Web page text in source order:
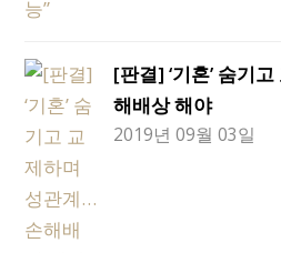
[판결] ‘기혼’ 숨기
해배상 해야
2019년 09월 03일